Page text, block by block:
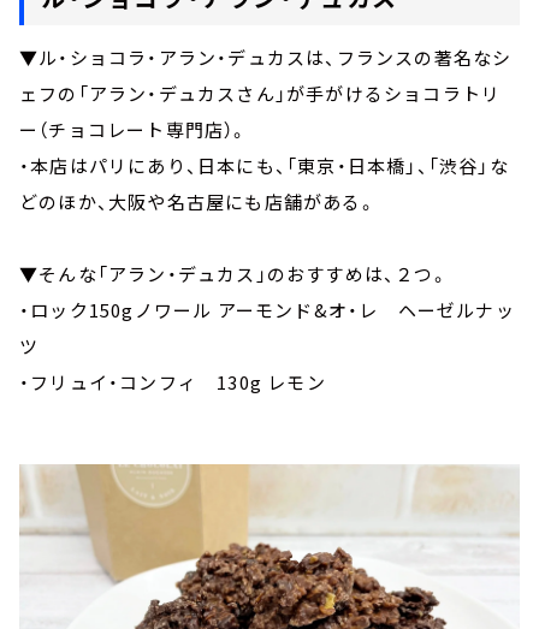
▼ル・ショコラ・アラン・デュカスは、フランスの著名なシ
ェフの「アラン・デュカスさん」が手がけるショコラトリ
ー（チョコレート専門店）。
・本店はパリにあり、日本にも、「東京・日本橋」、「渋谷」な
どのほか、大阪や名古屋にも店舗がある。
▼そんな「アラン・デュカス」のおすすめは、２つ。
・ロック150gノワール アーモンド&オ・レ ヘーゼルナッ
ツ
・フリュイ・コンフィ 130g レモン